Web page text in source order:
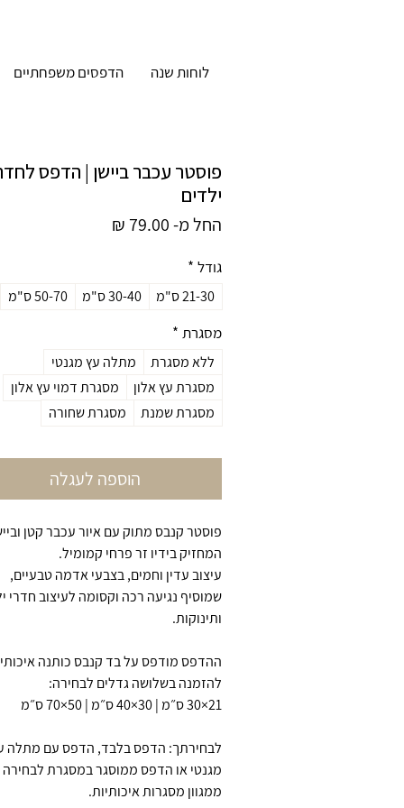
לוחות שנה הדפסים משפחתיים
פוסטר עכבר ביישן | הדפס
ילדים
החל מ-79.00 ₪
גודל *
21-30 ס"מ 30-40 ס"מ 50-70 ס"מ
מסגרת *
ללא מסגרת
מתלה עץ מגנטי
מסגרת עץ אלון
מסגרת דמוי עץ אלון
מסגרת שמנת
מסגרת שחורה
הוספה לעגלה
פוסטר קנבס מתוק עם איור עכבר קטן
המחזיק בידיו זר פרחי קמומיל.
עיצוב עדין וחמים, בצבעי אדמה טבעיים,
שמוסיף נגיעה רכה וקסומה לעיצוב חדרי
ותינוקות.
ההדפס מודפס על בד קנבס כותנה
להזמנה בשלושה גדלים לבחירה:
21×30 ס״מ | 30×40 ס״מ | 50×70 ס״מ
לבחירתך: הדפס בלבד, הדפס עם מתלה
מגנטי או הדפס ממוסגר במסגרת לבחירה
ממגוון מסגרות איכותיות.